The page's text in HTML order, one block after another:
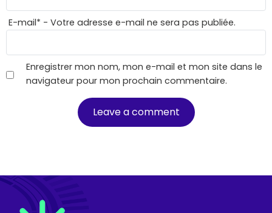
E-mail* - Votre adresse e-mail ne sera pas publiée.
Enregistrer mon nom, mon e-mail et mon site dans le
navigateur pour mon prochain commentaire.